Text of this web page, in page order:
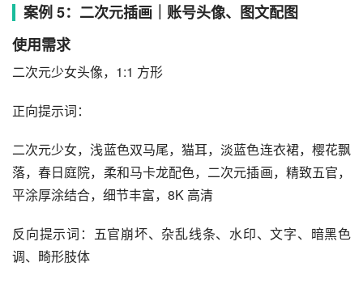
案例 5：二次元插画｜账号头像、图文配图
使用需求
二次元少女头像，1:1 方形
正向提示词：
二次元少女，浅蓝色双马尾，猫耳，淡蓝色连衣裙，樱花飘
落，春日庭院，柔和马卡龙配色，二次元插画，精致五官，
平涂厚涂结合，细节丰富，8K 高清
反向提示词：五官崩坏、杂乱线条、水印、文字、暗黑色
调、畸形肢体